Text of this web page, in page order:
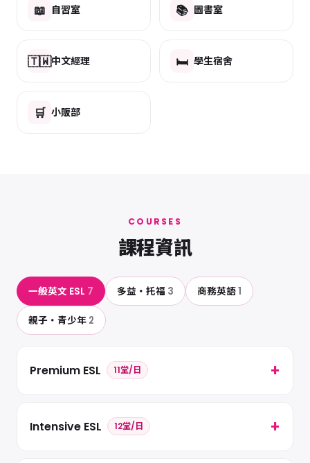
📖 自習室 📚 圖書室
🇹🇼中文經理 🛏️ 學生宿舍
🛒 小販部
COURSES
課程資訊
一般英文 ESL 7 多益・托福 3 商務英語1
親子・青少年 2
Premium ESL 11堂/日
Intensive ESL 12堂/日